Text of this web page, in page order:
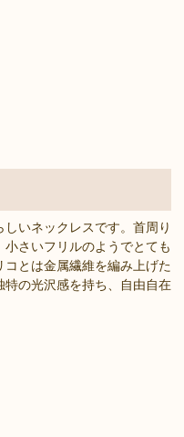
いネックレスです。首周り
さいフリルのようでとても
とは金属繊維を編み上げた
特の光沢感を持ち、自由自在